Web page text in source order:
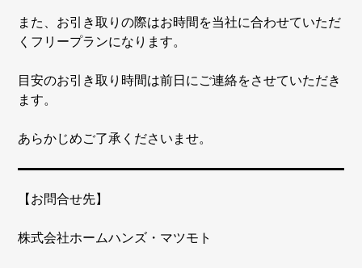
また、お引き取りの際はお時間を当社に合わせていただ
くフリープランになります。
目安のお引き取り時間は前日にご連絡をさせていただき
ます。
あらかじめご了承くださいませ。
【お問合せ先】
株式会社ホームハンズ・マツモト